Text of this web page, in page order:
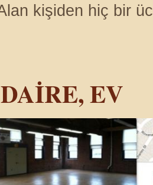
kişiden hiç bir ü
İRE, EV